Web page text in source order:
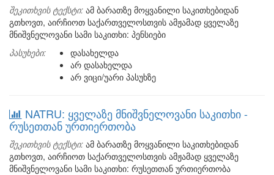
შეკითხვის ტექსტი: ამ ბარათზე მოყვანილი საკითხებიდან
გთხოვთ, აირჩიოთ საქართველოსთვის ამჟამად ყველაზე
მნიშვნელოვანი სამი საკითხი: პენსიები
პასუხები:
დასახელდა
არ დასახელდა
არ ვიცი/უარი პასუხზე
NATRU: ყველაზე მნიშვნელოვანი საკითხი -
რუსეთთან ურთიერთობა
შეკითხვის ტექსტი: ამ ბარათზე მოყვანილი საკითხებიდან
გთხოვთ, აირჩიოთ საქართველოსთვის ამჟამად ყველაზე
მნიშვნელოვანი სამი საკითხი: რუსეთთან ურთიერთობა